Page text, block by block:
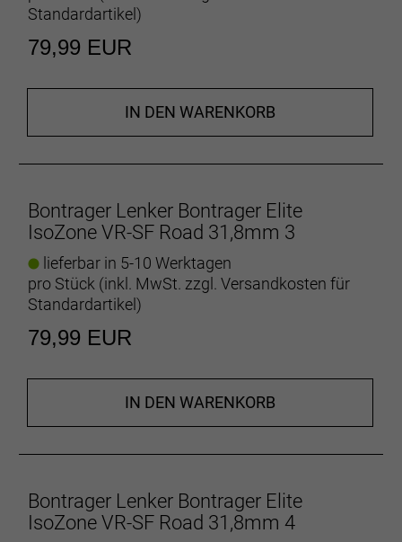
Standardartikel)
79,99 EUR
IN DEN WARENKORB
Bontrager Lenker Bontrager Elite
IsoZone VR-SF Road 31,8mm 3
lieferbar in 5-10 Werktagen
pro Stück (inkl. MwSt. zzgl. Versandkosten für
Standardartikel)
79,99 EUR
IN DEN WARENKORB
Bontrager Lenker Bontrager Elite
IsoZone VR-SF Road 31,8mm 4